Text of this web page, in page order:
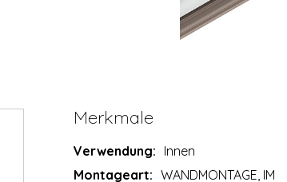
Merkmale
Verwendung: Innen
Montageart: WANDMONTAGE, IM